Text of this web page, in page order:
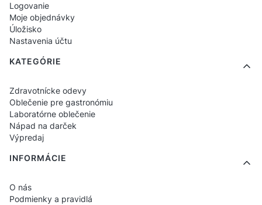
Logovanie
Moje objednávky
Úložisko
Nastavenia účtu
KATEGÓRIE
Zdravotnícke odevy
Oblečenie pre gastronómiu
Laboratórne oblečenie
Nápad na darček
Výpredaj
INFORMÁCIE
O nás
Podmienky a pravidlá